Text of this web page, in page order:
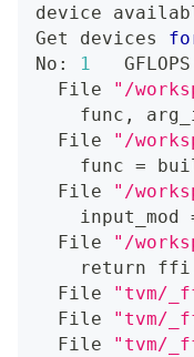
device
Get devices
No:
1
  File
"/
func,
  File
"/
    func
=
  File
"/
    input_mod
  File
"/
return
  File
"tvm/
  File
"tvm/
  File
"tvm/